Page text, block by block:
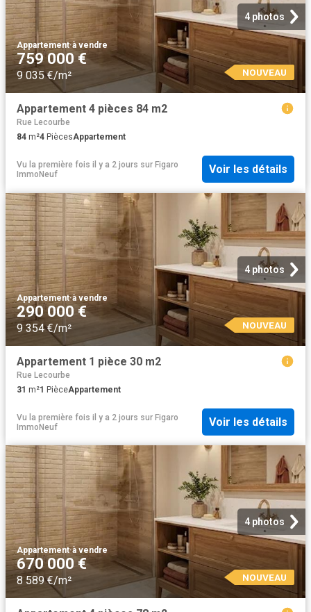
4 photos
Appartement·à vendre
759 000 €
9 035 €/m² NOUVEAU
Appartement 4 pièces 84 m2
Rue Lecourbe
84 m²4 PiècesAppartement
Vu la première fois il y a 2 jours sur Figaro
ImmoNeuf
Voir les détails
4 photos
Appartement·à vendre
290 000 €
9 354 €/m² NOUVEAU
Appartement 1 pièce 30 m2
Rue Lecourbe
31 m²1 PièceAppartement
Vu la première fois il y a 2 jours sur Figaro
ImmoNeuf
Voir les détails
4 photos
Appartement·à vendre
670 000 €
8 589 €/m² NOUVEAU